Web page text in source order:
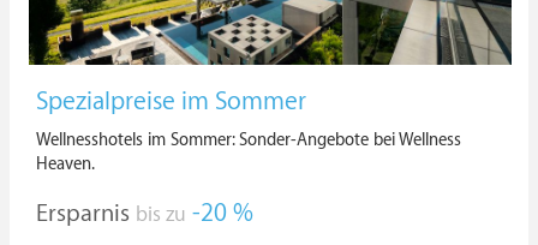
Spezialpreise im Sommer
Wellnesshotels im Sommer: Sonder-Angebote bei Wellness
Heaven.
Ersparnis bis zu -20 %